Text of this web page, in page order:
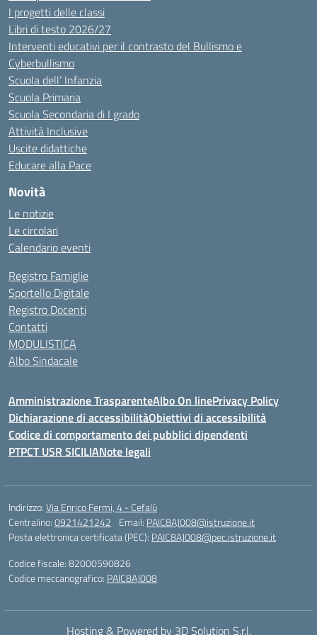
I progetti delle classi
Libri di testo 2026/27
Interventi educativi per il contrasto del Bullismo e
Cyberbullismo
Scuola dell’ Infanzia
Scuola Primaria
Scuola Secondaria di I grado
Attività Inclusive
Uscite didattiche
Educare alla Pace
Novità
Le notizie
Le circolari
Calendario eventi
Registro Famiglie
Sportello Digitale
Registro Docenti
Contatti
MODULISTICA
Albo Sindacale
Amministrazione TrasparenteAlbo On linePrivacy Policy
Dichiarazione di accessibilitàObiettivi di accessibilità
Codice di comportamento dei pubblici dipendenti
PTPCT USR SICILIANote legali
Indirizzo:Via Enrico Fermi, 4 - Cefalù
Centralino:0921421242 Email: PAIC8AJ008@istruzione.it
Posta elettronica certificata (PEC): PAIC8AJ008@pec.istruzione.it
Codice fiscale: 82000590826
Codice meccanografico: PAIC8AJ008
Hosting & Powered by 3D Solution S.r.l.